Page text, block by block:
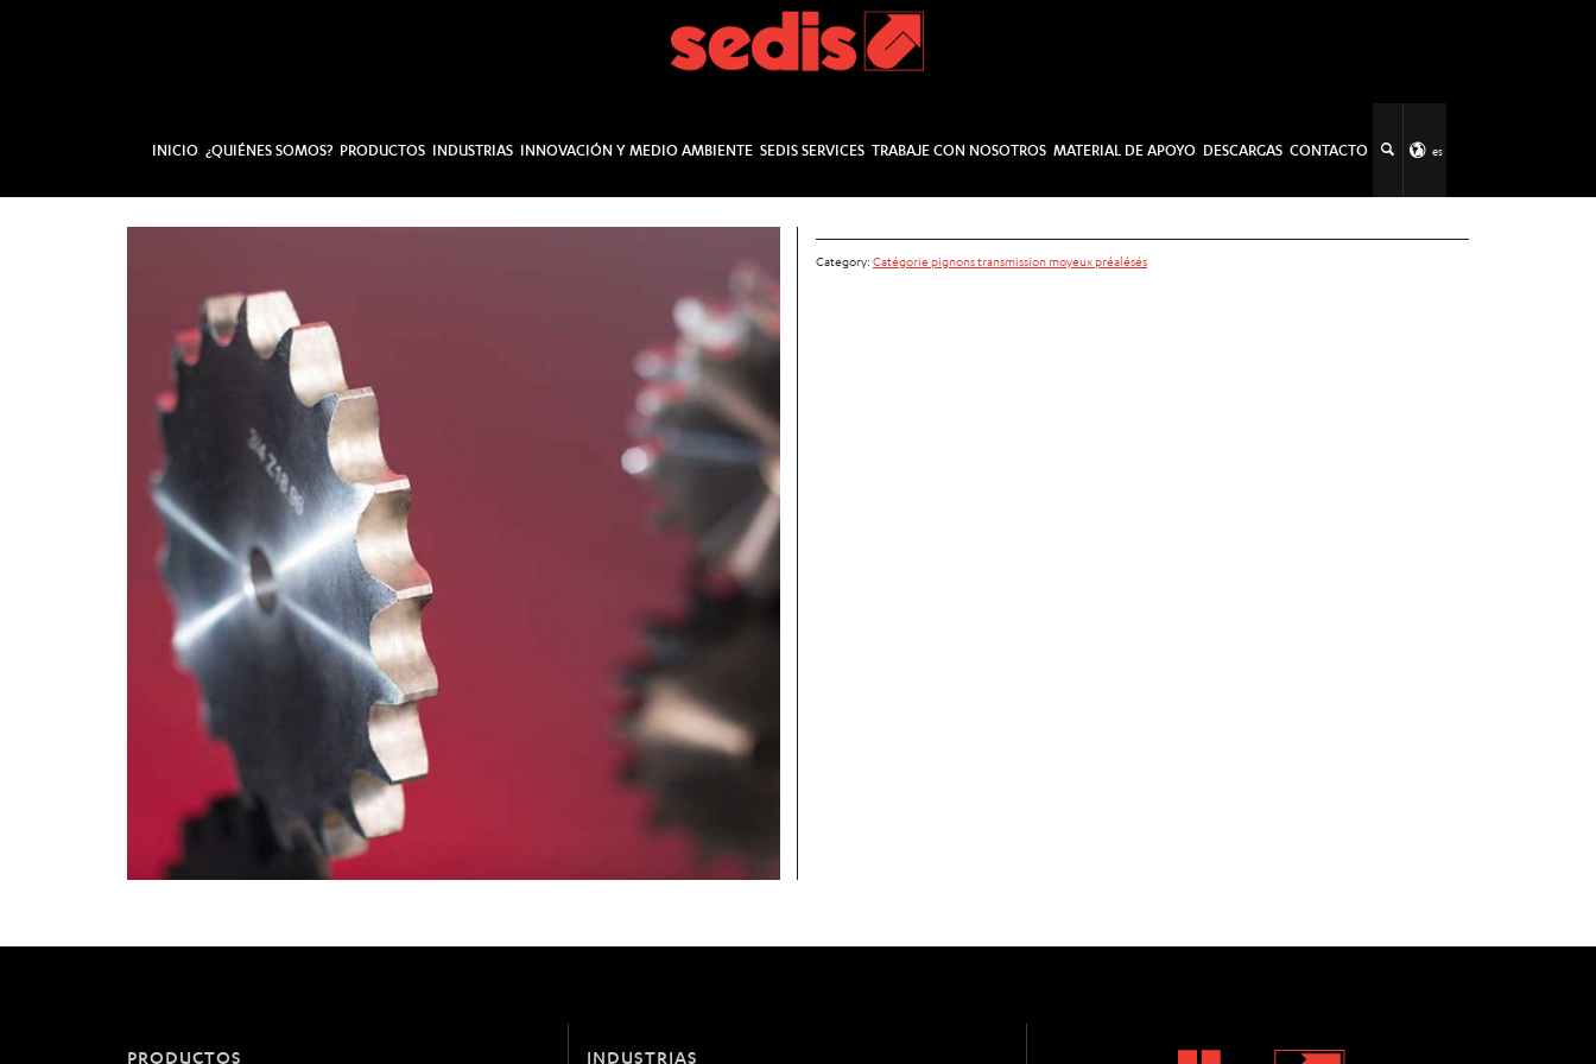
INICIO ¿QUIÉNES SOMOS? PRODUCTOS INDUSTRIAS INNOVACIÓN Y MEDIO AMBIENTE SEDIS SERVICES TRABAJE CON NOSOTROS MATERIAL DE APOYO DESCARGAS CONTACTO es
Category: Catégorie pignons transmission moyeux préalésés
PRODUCTOS INDUSTRIAS